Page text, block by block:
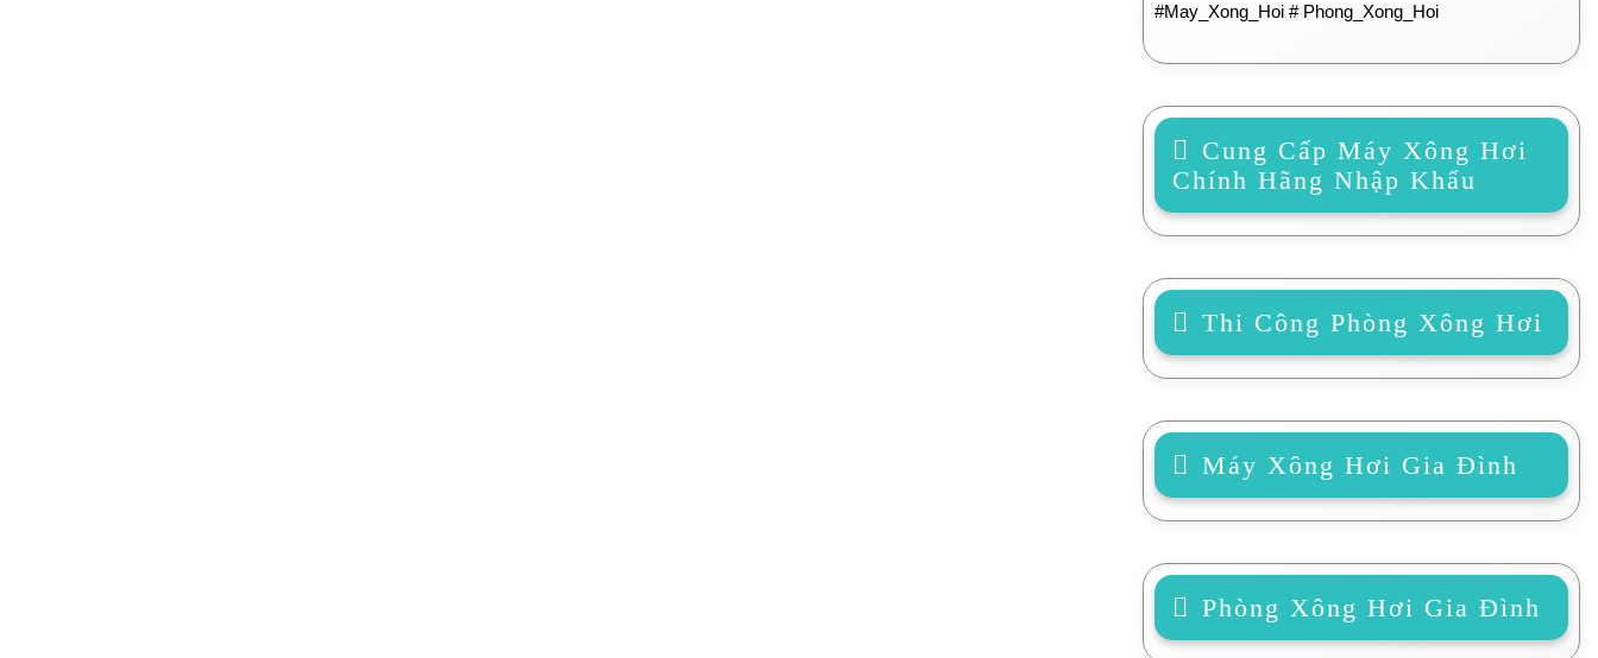
#May_Xong_Hoi # Phong_Xong_Hoi
Cung Cấp Máy Xông Hơi
Chính Hãng Nhập Khẩu
Thi Công Phòng Xông Hơi
Máy Xông Hơi Gia Đình
Phòng Xông Hơi Gia Đình